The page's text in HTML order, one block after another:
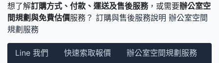
想了解訂購方式、付款、運送及售後服務，或需要辦公室空
間規劃與免費估價服務？ 訂購與售後服務說明 辦公室空間
規劃服務
Line 我們 快速索取報價 辦公室空間規劃服務